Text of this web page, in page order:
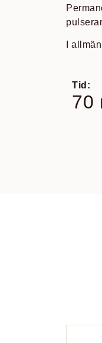
I
Tid:
70